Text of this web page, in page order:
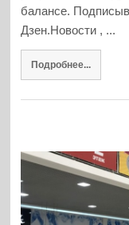
балансе.
Дзен.Новости , ...
Подробнее...